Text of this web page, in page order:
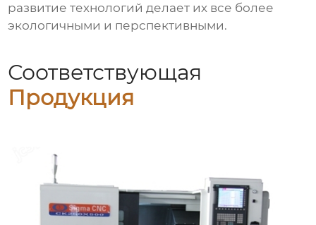
развитие технологий делает их все более
экологичными и перспективными.
Соответствующая
Продукция